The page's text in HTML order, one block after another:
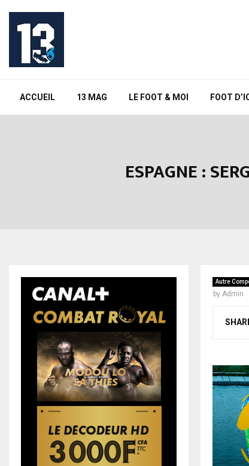
ACCUEIL 13 MAG LE FOOT & MOI FOOT
ESPAGNE :
Autre
by Admin